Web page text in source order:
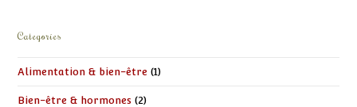
Categories
Alimentation & bien-être (1)
Bien-être & hormones (2)